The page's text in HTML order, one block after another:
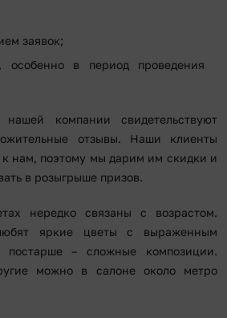
заявок;
особенно в период проведения
компании свидетельствуют
отзывы. Наши клиенты
к нам, поэтому мы дарим им скидки и
в розыгрыше призов.
нередко связаны с возрастом.
яркие цветы с выраженным
– сложные композиции.
можно в салоне около метро